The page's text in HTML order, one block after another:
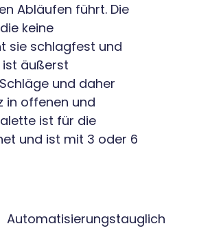
Abläufen führt. Die
keine
sie schlagfest und
ist äußerst
und daher
in offenen und
ist für die
und ist mit 3 oder 6
Automatisierungstauglich